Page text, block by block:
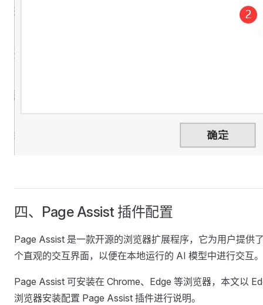
四、Page Assist 插件配置
Page Assist 是一款开源的浏览器扩展程序，它为用户提供
个直观的交互界面，以便在本地运行的 AI 模型中进行交互。
Page Assist 可安装在 Chrome、Edge 等浏览器，本文以
浏览器安装配置 Page Assist 插件进行说明。